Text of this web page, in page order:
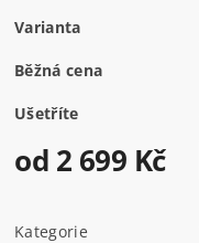
Varianta
Běžná cena
Ušetříte
od 2 699 Kč
Kategorie